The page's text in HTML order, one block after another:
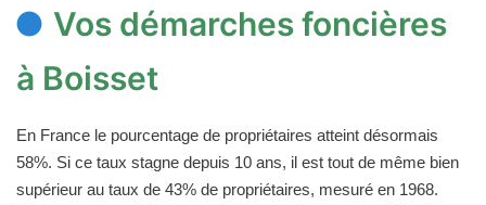
Vos démarches foncières
à Boisset
En France le pourcentage de propriétaires atteint désormais
58%. Si ce taux stagne depuis 10 ans, il est tout de même bien
supérieur au taux de 43% de propriétaires, mesuré en 1968.